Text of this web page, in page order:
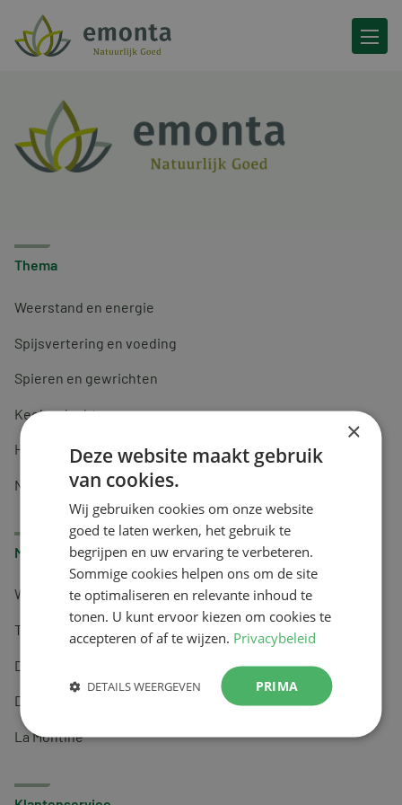
Ga naar de inhoud
Thema
Weerstand en energie
Spijsvertering en voeding
Spieren en gewrichten
Keel en luchtwegen
Huidverzorging
Nachtrust
Merken
Wapiti
Tai-Ginseng
Dermagíq
Draisma
La Montine
×
Deze website maakt gebruik
van cookies.
Wij gebruiken cookies om onze website
goed te laten werken, het gebruik te
begrijpen en uw ervaring te verbeteren.
Sommige cookies helpen ons om de site
te optimaliseren en relevante inhoud te
tonen. U kunt ervoor kiezen om cookies te
accepteren of af te wijzen. Privacybeleid
PRIMA
DETAILS WEERGEVEN